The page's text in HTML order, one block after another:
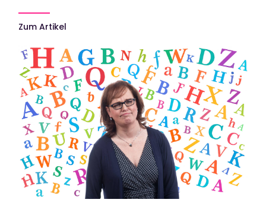
Zum Artikel